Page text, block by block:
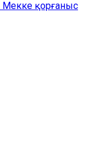
Мекке қорғаныс